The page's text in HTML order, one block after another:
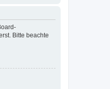
Bitte beachte